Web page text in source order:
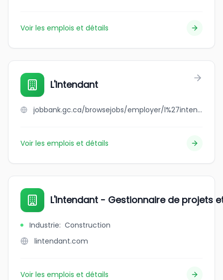
Voir les emplois et détails
L'Intendant
jobbank.gc.ca/browsejobs/employer/l%27intendant/ca
Voir les emplois et détails
L'Intendant - Gestionnaire de projets
Industrie: Construction
lintendant.com
Voir les emplois et détails